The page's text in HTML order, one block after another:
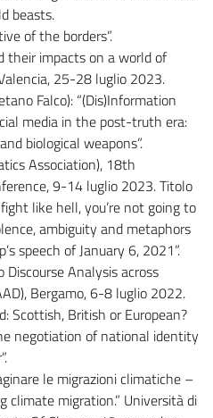
beasts.
of the borders”.
their impacts on a world of
25-28 luglio 2023.
Falco): “(Dis)Information
media in the post-truth era:
biological weapons”.
Association), 18th
9-14 luglio 2023. Titolo
like hell, you’re not going to
ambiguity and metaphors
speech of January 6, 2021”.
Analysis across
Bergamo, 6-8 luglio 2022.
Scottish, British or European?
negotiation of national identity
le migrazioni climatiche –
climate migration.” Università di